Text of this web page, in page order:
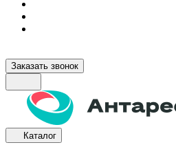
Заказать звонок
Каталог